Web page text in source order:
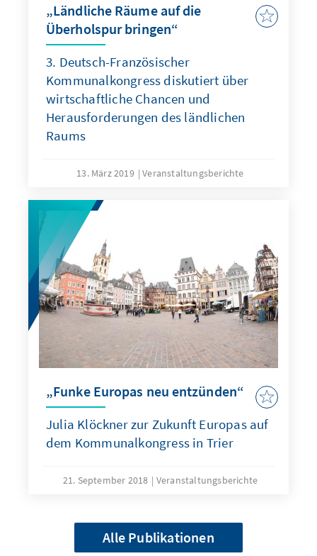
„Ländliche Räume auf die
Überholspur bringen“
3. Deutsch-Französischer
Kommunalkongress diskutiert über
wirtschaftliche Chancen und
Herausforderungen des ländlichen
Raums
13. März 2019 Veranstaltungsberichte
„Funke Europas neu entzünden“
Julia Klöckner zur Zukunft Europas auf
dem Kommunalkongress in Trier
21. September 2018 Veranstaltungsberichte
Alle Publikationen